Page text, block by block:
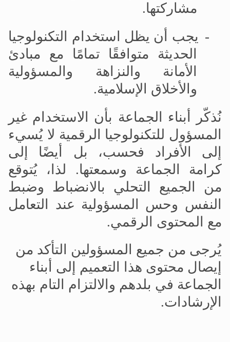
مشاركتها.
- يجب أن يظل استخدام التكنولوجيا
الحديثة متوافقًا تمامًا مع مبادئ
الأمانة والنزاهة والمسؤولية
والأخلاق الإسلامية.
نُذكّر أبناء الجماعة بأن الاستخدام غير
المسؤول للتكنولوجيا الرقمية لا يُسيء
إلى الأفراد فحسب، بل أيضًا إلى
كرامة الجماعة وسمعتها. لذا، يُتوقع
من الجميع التحلي بالانضباط وضبط
النفس وحس المسؤولية عند التعامل
مع المحتوى الرقمي.
يُرجى من جميع المسؤولين التأكد من
إيصال محتوى هذا التعميم إلى أبناء
الجماعة في بلدهم والالتزام التام بهذه
الإرشادات.